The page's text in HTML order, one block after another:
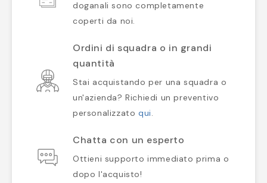
doganali sono completamente
coperti da noi.
Ordini di squadra o in grandi
quantità
Stai acquistando per una squadra o
un'azienda? Richiedi un preventivo
personalizzato qui.
Chatta con un esperto
Ottieni supporto immediato prima o
dopo l'acquisto!